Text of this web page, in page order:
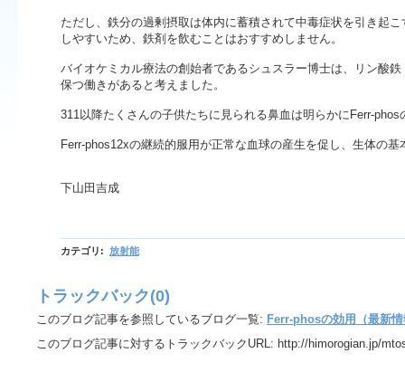
ただし、 鉄分の過剰摂取は体内に蓄積されて中毒症状を引き起こ
しやすいため、 鉄剤を飲むことはおすすめしません。
バイオケミカル療法の創始者であるシュスラー博士は、リン酸鉄
保つ働きがあると考えました。
311以降たくさんの子供たちに見られる鼻血は明らかにFerr-phos
Ferr-phos12xの継続的服用が正常な血球の産生を促し、 生体の基
下山田吉成
カテゴリ : 放射能
トラックバック(0)
このブログ記事を参照しているブログ一覧: Ferr-phosの効用（最新
このブログ記事に対するトラックバックURL: http://himorogian.jp/